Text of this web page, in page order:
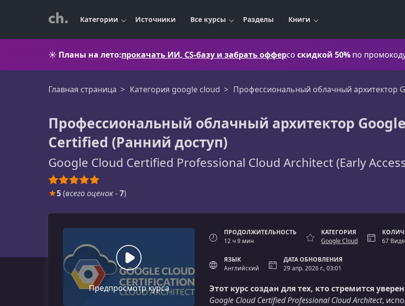
Категории Источники Все курсы Разделы Книги
☀️ Планы на лето:прокачать ИИ, CS-базу и забрать офферсо скидкой 50% по
Главная страница Категория google cloud Профессиональный облачный архитектор
Профессиональный облачный архитектор
Certified (Ранний доступ)
Google Cloud Certified Professional Cloud Architect (Early
★5(всего оценок-7)
Предпросмотр курса
ПРОДОЛЖИТЕЛЬНОСТЬ
12 ч 9 мин
КАТЕГОРИЯ
Google Cloud
67
ЯЗЫК
Английский
ДАТА ОБНОВЛЕНИЯ
29 апр. 2026 г., 03:01
Этот курс создан для тех, кто стремится
Google Cloud Certified Professional Cloud Architect,